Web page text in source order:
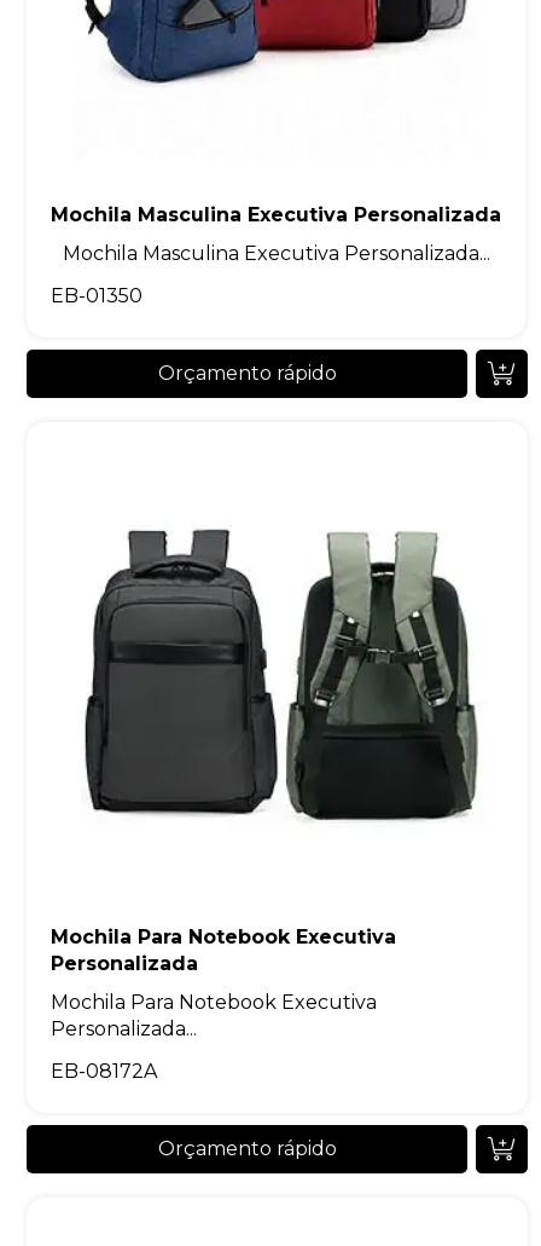
Mochila Masculina Executiva Personalizada
Mochila Masculina Executiva Personalizada...
EB-01350
Orçamento rápido
Mochila Para Notebook Executiva
Personalizada
Mochila Para Notebook Executiva
Personalizada...
EB-08172A
Orçamento rápido